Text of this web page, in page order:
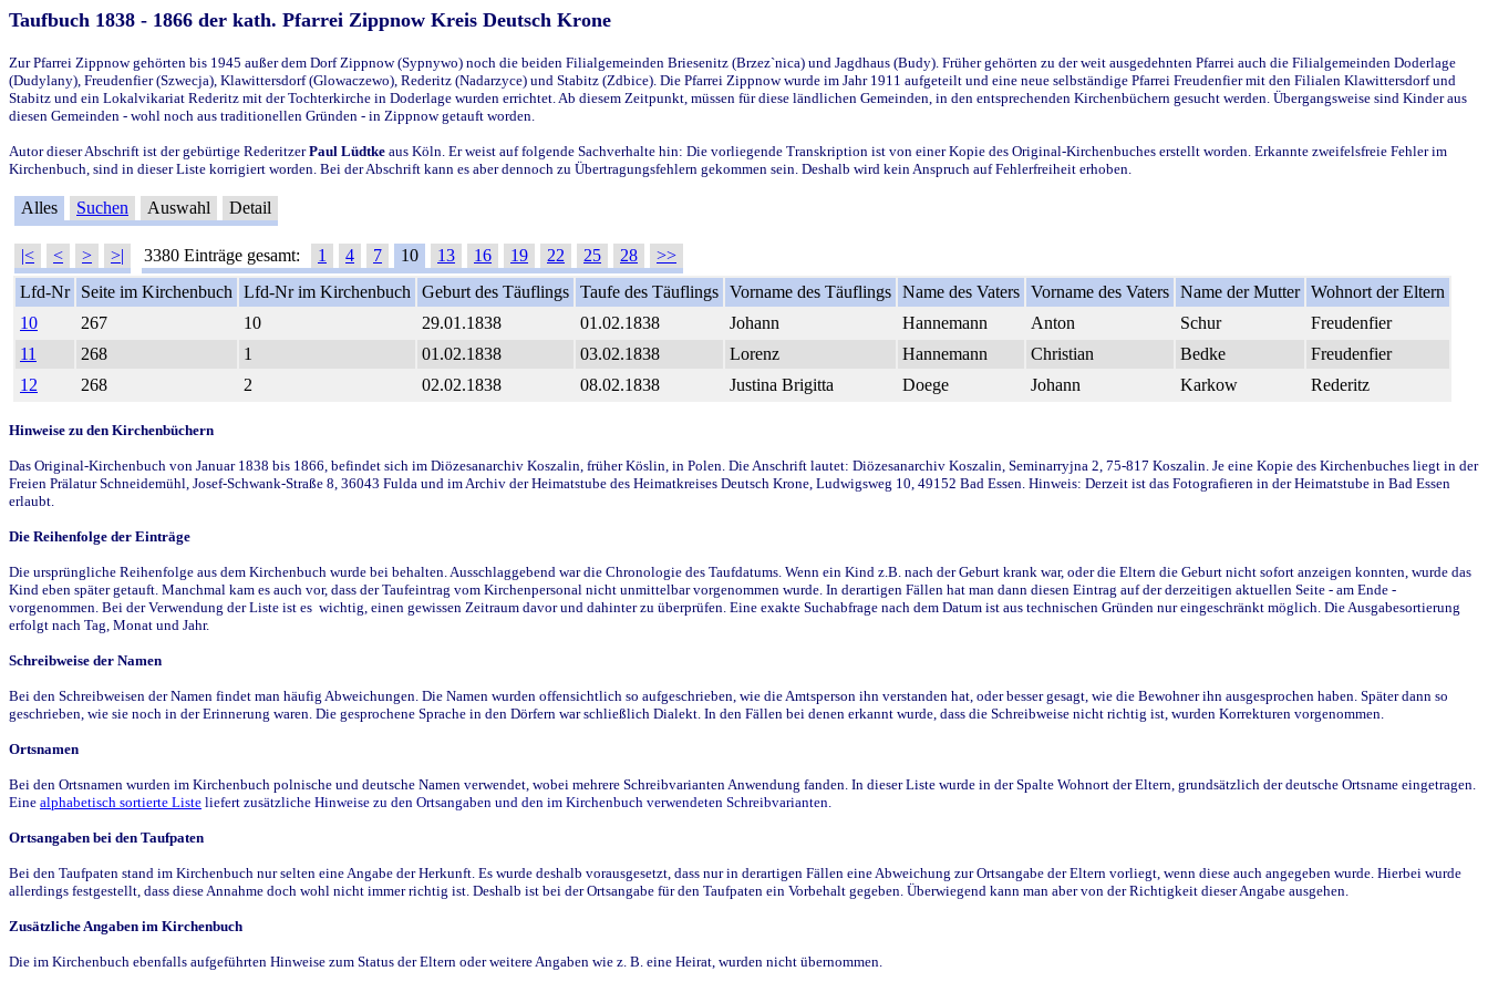
Taufbuch 1838 - 1866 der kath. Pfarrei Zippnow Kreis Deutsch Krone
Zur Pfarrei Zippnow gehörten bis 1945 außer dem Dorf Zippnow (Sypnywo) noch die beiden Filialgemeinden Briesenitz (Brzez`nica) und Jagdhaus (Budy). Früher gehörten zu der weit ausgedehnten Pfarrei auch die Filialgemeinden Doderlage
(Dudylany), Freudenfier (Szwecja), Klawittersdorf (Glowaczewo), Rederitz (Nadarzyce) und Stabitz (Zdbice). Die Pfarrei Zippnow wurde im Jahr 1911 aufgeteilt und eine neue selbständige Pfarrei Freudenfier mit den Filialen Klawittersdorf und
Stabitz und ein Lokalvikariat Rederitz mit der Tochterkirche in Doderlage wurden errichtet. Ab diesem Zeitpunkt, müssen für diese ländlichen Gemeinden, in den entsprechenden Kirchenbüchern gesucht werden. Übergangsweise sind Kinder aus
diesen Gemeinden - wohl noch aus traditionellen Gründen - in Zippnow getauft worden.
Autor dieser Abschrift ist der gebürtige RederitzerPaul Lüdtke aus Köln. Er weist auf folgende Sachverhalte hin: Die vorliegende Transkription ist von einer Kopie des Original-Kirchenbuches erstellt worden. Erkannte zweifelsfreie Fehler im
Kirchenbuch, sind in dieser Liste korrigiert worden. Bei der Abschrift kann es aber dennoch zu Übertragungsfehlern gekommen sein. Deshalb wird kein Anspruch auf Fehlerfreiheit erhoben.
Alles Suchen Auswahl Detail
|< < > >| 3380 Einträge gesamt: 1 4 7 10 13 16 19 22 25 28
>>
Lfd-Nr
Seite im Kirchenbuch Lfd-Nr im Kirchenbuch Geburt des Täuflings Taufe des Täuflings Vorname des Täuflings Name des Vaters Vorname des Vaters Name der Mutter Wohnort der Eltern
10
267 10 29.01.1838 01.02.1838 Johann Hannemann Anton Schur
Freudenfier
11
268 1 01.02.1838 03.02.1838 Lorenz Hannemann Christian Bedke
Freudenfier
12
268 2 02.02.1838 08.02.1838 Justina Brigitta Doege Johann Karkow Rederitz
Hinweise zu den Kirchenbüchern
Das Original-Kirchenbuch von Januar 1838 bis 1866, befindet sich im Diözesanarchiv Koszalin, früher Köslin, in Polen. Die Anschrift lautet: Diözesanarchiv Koszalin, Seminarryjna 2, 75-817 Koszalin. Je eine Kopie des Kirchenbuches liegt in der
Freien Prälatur Schneidemühl, Josef-Schwank-Straße 8, 36043 Fulda und im Archiv der Heimatstube des Heimatkreises Deutsch Krone, Ludwigsweg 10, 49152 Bad Essen. Hinweis: Derzeit ist das Fotografieren in der Heimatstube in Bad Essen
erlaubt.
Die Reihenfolge der Einträge
Die ursprüngliche Reihenfolge aus dem Kirchenbuch wurde bei behalten. Ausschlaggebend war die Chronologie des Taufdatums. Wenn ein Kind z.B. nach der Geburt krank war, oder die Eltern die Geburt nicht sofort anzeigen konnten, wurde das
Kind eben später getauft. Manchmal kam es auch vor, dass der Taufeintrag vom Kirchenpersonal nicht unmittelbar vorgenommen wurde. In derartigen Fällen hat man dann diesen Eintrag auf der derzeitigen aktuellen Seite - am Ende -
vorgenommen. Bei der Verwendung der Liste ist es wichtig, einen gewissen Zeitraum davor und dahinter zu überprüfen. Eine exakte Suchabfrage nach dem Datum ist aus technischen Gründen nur eingeschränkt möglich. Die Ausgabesortierung
erfolgt nach Tag, Monat und Jahr.
Schreibweise der Namen
Bei den Schreibweisen der Namen findet man häufig Abweichungen. Die Namen wurden offensichtlich so aufgeschrieben, wie die Amtsperson ihn verstanden hat, oder besser gesagt, wie die Bewohner ihn ausgesprochen haben. Später dann so
geschrieben, wie sie noch in der Erinnerung waren. Die gesprochene Sprache in den Dörfern war schließlich Dialekt. In den Fällen bei denen erkannt wurde, dass die Schreibweise nicht richtig ist, wurden Korrekturen vorgenommen.
Ortsnamen
Bei den Ortsnamen wurden im Kirchenbuch polnische und deutsche Namen verwendet, wobei mehrere Schreibvarianten Anwendung fanden. In dieser Liste wurde in der Spalte Wohnort der Eltern, grundsätzlich der deutsche Ortsname eingetragen.
Eine alphabetisch sortierte Liste liefert zusätzliche Hinweise zu den Ortsangaben und den im Kirchenbuch verwendeten Schreibvarianten.
Ortsangaben bei den Taufpaten
Bei den Taufpaten stand im Kirchenbuch nur selten eine Angabe der Herkunft. Es wurde deshalb vorausgesetzt, dass nur in derartigen Fällen eine Abweichung zur Ortsangabe der Eltern vorliegt, wenn diese auch angegeben wurde. Hierbei wurde
allerdings festgestellt, dass diese Annahme doch wohl nicht immer richtig ist. Deshalb ist bei der Ortsangabe für den Taufpaten ein Vorbehalt gegeben. Überwiegend kann man aber von der Richtigkeit dieser Angabe ausgehen.
Zusätzliche Angaben im Kirchenbuch
Die im Kirchenbuch ebenfalls aufgeführten Hinweise zum Status der Eltern oder weitere Angaben wie z. B. eine Heirat, wurden nicht übernommen.